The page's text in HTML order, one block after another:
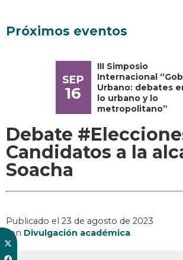
Próximos eventos
SEP
16
III Simposio
Internacional
Urbano: debates
lo urbano y lo
metropolitano”
Debate
Candidatos a la
Soacha
Publicado el 23 de agosto de 2023
, en Divulgación académica